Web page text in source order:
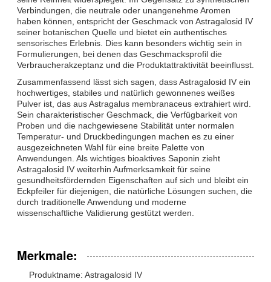
Verbindungen, die neutrale oder unangenehme Aromen
haben können, entspricht der Geschmack von Astragalosid IV
seiner botanischen Quelle und bietet ein authentisches
sensorisches Erlebnis. Dies kann besonders wichtig sein in
Formulierungen, bei denen das Geschmacksprofil die
Verbraucherakzeptanz und die Produktattraktivität beeinflusst.
Zusammenfassend lässt sich sagen, dass Astragalosid IV ein
hochwertiges, stabiles und natürlich gewonnenes weißes
Pulver ist, das aus Astragalus membranaceus extrahiert wird.
Sein charakteristischer Geschmack, die Verfügbarkeit von
Proben und die nachgewiesene Stabilität unter normalen
Temperatur- und Druckbedingungen machen es zu einer
ausgezeichneten Wahl für eine breite Palette von
Anwendungen. Als wichtiges bioaktives Saponin zieht
Astragalosid IV weiterhin Aufmerksamkeit für seine
gesundheitsfördernden Eigenschaften auf sich und bleibt ein
Eckpfeiler für diejenigen, die natürliche Lösungen suchen, die
durch traditionelle Anwendung und moderne
wissenschaftliche Validierung gestützt werden.
Merkmale:
Produktname: Astragalosid IV